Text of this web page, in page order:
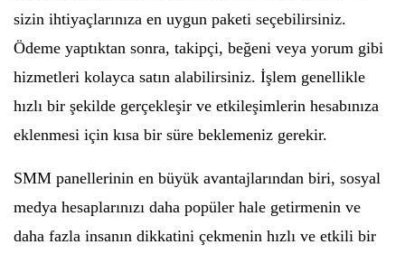
sizin ihtiyaçlarınıza en uygun paketi seçebilirsiniz.
Ödeme yaptıktan sonra, takipçi, beğeni veya yorum gibi
hizmetleri kolayca satın alabilirsiniz. İşlem genellikle
hızlı bir şekilde gerçekleşir ve etkileşimlerin hesabınıza
eklenmesi için kısa bir süre beklemeniz gerekir.
SMM panellerinin en büyük avantajlarından biri, sosyal
medya hesaplarınızı daha popüler hale getirmenin ve
daha fazla insanın dikkatini çekmenin hızlı ve etkili bir